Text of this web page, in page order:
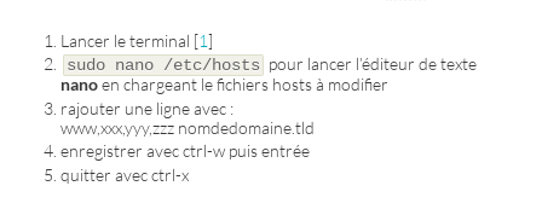
Lancer le terminal [1]
sudo nano /etc/hosts pour lancer l’éditeur de texte
nanoen chargeant le fichiers hosts à modifier
rajouter une ligne avec :
www,xxx,yyy,zzz nomdedomaine.tld
enregistrer avec ctrl-w puis entrée
quitter avec ctrl-x